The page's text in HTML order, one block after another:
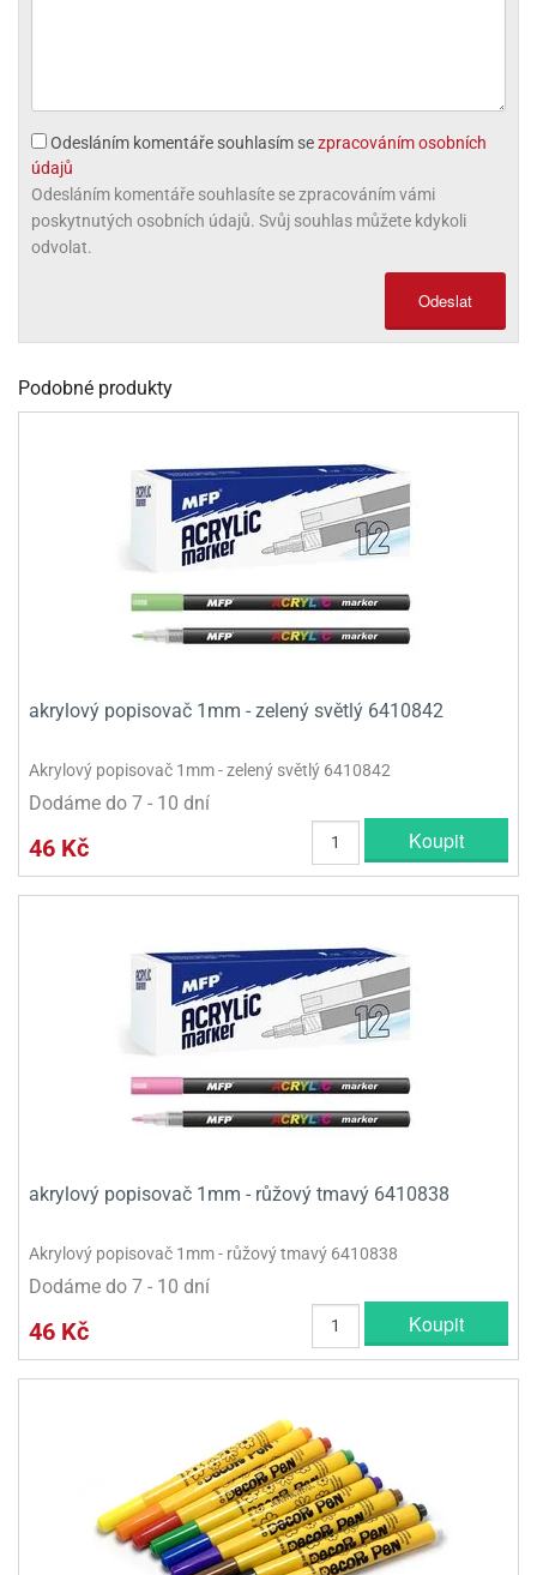
Odesláním komentáře souhlasím sezpracováním osobních
údajů
Odesláním komentáře souhlasíte se zpracováním vámi
poskytnutých osobních údajů. Svůj souhlas můžete kdykoli
odvolat.
Odeslat
Podobné produkty
akrylový popisovač 1mm - zelený světlý 6410842
Akrylový popisovač 1mm - zelený světlý 6410842
Dodáme do 7 - 10 dní
46 Kč Koupit
akrylový popisovač 1mm - růžový tmavý 6410838
Akrylový popisovač 1mm - růžový tmavý 6410838
Dodáme do 7 - 10 dní
46 Kč Koupit